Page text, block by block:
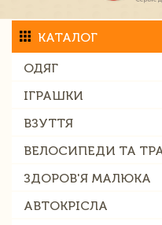
КАТАЛОГ
ОДЯГ
ІГРАШКИ
ВЗУТТЯ
ВЕЛОСИПЕДИ ТА
ЗДОРОВ'Я МАЛЮКА
АВТОКРІСЛА